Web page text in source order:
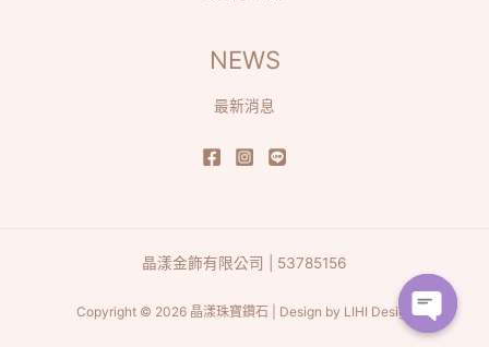
NEWS
最新消息
晶漾金飾有限公司 | 53785156
Copyright © 2026 晶漾珠寶鑽石 | Design by LIHI Design
Open